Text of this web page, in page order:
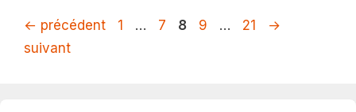
← précédent Page
1 … Page
7 Page
8 Page
9 … Page
21
→
suivant